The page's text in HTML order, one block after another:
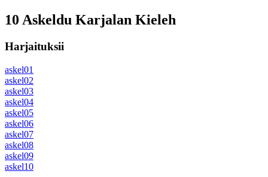
10 Askeldu Karjalan Kieleh
Harjaituksii
askel01
askel02
askel03
askel04
askel05
askel06
askel07
askel08
askel09
askel10